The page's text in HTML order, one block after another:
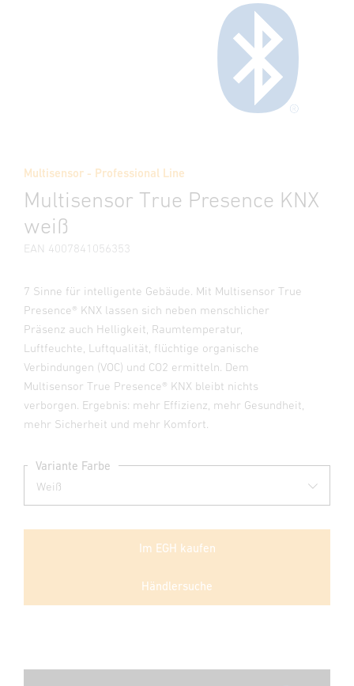
Multisensor - Professional Line
Multisensor True Presence KNX
weiß
EAN 4007841056353
7 Sinne für intelligente Gebäude. Mit Multisensor True
Presence® KNX lassen sich neben menschlicher
Präsenz auch Helligkeit, Raumtemperatur,
Luftfeuchte, Luftqualität, flüchtige organische
Verbindungen (VOC) und CO2 ermitteln. Dem
Multisensor True Presence® KNX bleibt nichts
verborgen. Ergebnis: mehr Effizienz, mehr Gesundheit,
mehr Sicherheit und mehr Komfort.
Variante Farbe
Im EGH kaufen
Händlersuche